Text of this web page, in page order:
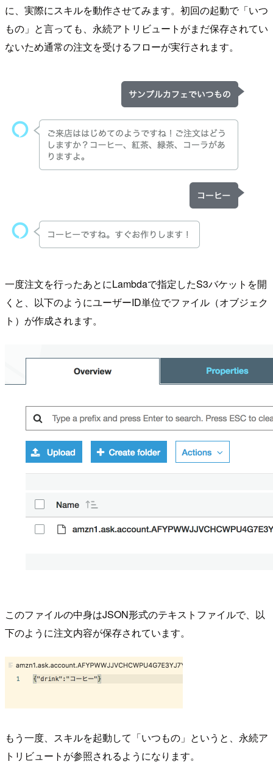
に、実際にスキルを動作させてみます。初回の起動で「いつ
もの」と言っても、永続アトリビュートがまだ保存されてい
ないため通常の注文を受けるフローが実行されます。
一度注文を行ったあとにLambdaで指定したS3バケットを開
くと、以下のようにユーザーID単位でファイル（オブジェク
ト）が作成されます。
このファイルの中身はJSON形式のテキストファイルで、以
下のように注文内容が保存されています。
もう一度、スキルを起動して「いつもの」というと、永続ア
トリビュートが参照されるようになります。